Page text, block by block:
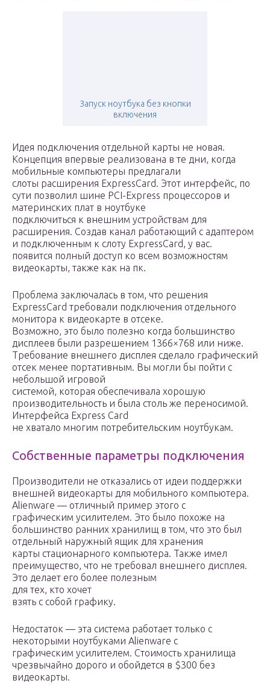
Запуск ноутбука без кнопки
включения
Идея подключения отдельной карты не новая.
Концепция впервые реализована в те дни, когда
мобильные компьютеры предлагали
слоты расширения ExpressCard. Этот интерфейс, по
сути позволил шине PCI-Express процессоров и
материнских плат в ноутбуке
подключиться к внешним устройствам для
расширения. Создав канал работающий с адаптером
и подключенным к слоту ExpressCard, у вас.
появится полный доступ ко всем возможностям
видеокарты, также как на пк.
Проблема заключалась в том, что решения
ExpressCard требовали подключения отдельного
монитора к видеокарте в отсеке.
Возможно, это было полезно когда большинство
дисплеев были разрешением 1366×768 или ниже.
Требование внешнего дисплея сделало графический
отсек менее портативным. Вы могли бы пойти с
небольшой игровой
системой, которая обеспечивала хорошую
производительность и была столь же переносимой.
Интерфейса Express Card
не хватало многим потребительским ноутбукам.
Собственные параметры подключения
Производители не отказались от идеи поддержки
внешней видеокарты для мобильного компьютера.
Alienware — отличный пример этого с
графическим усилителем. Это было похоже на
большинство ранних хранилищ в том, что это был
отдельный наружный ящик для хранения
карты стационарного компьютера. Также имел
преимущество, что не требовал внешнего дисплея.
Это делает его более полезным
для тех, кто хочет
взять с собой графику.
Недостаток — эта система работает только с
некоторыми ноутбуками Alienware с
графическим усилителем. Стоимость хранилища
чрезвычайно дорого и обойдется в $300 без
видеокарты.